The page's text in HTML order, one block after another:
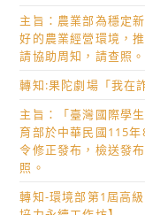
主旨：農業部為穩定
好的農業經營環境，
請協助周知，請查照。
轉知:果陀劇場「我在
主旨：「臺灣國際學
育部於中華民國115
令修正發布，檢送發
照。
轉知-環境部第1屆高